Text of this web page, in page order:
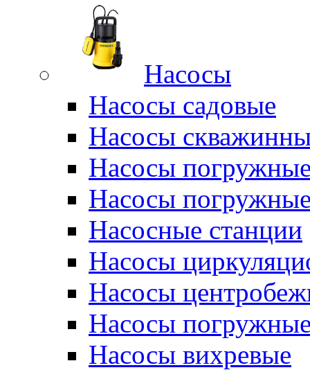
Насосы
Насосы садовые
Насосы
Насосы
Насосы
Насосные станции
Насосы
Насосы
Насосы
Насосы вихревые